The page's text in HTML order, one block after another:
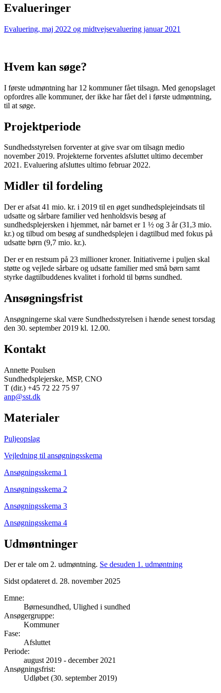
Evalueringer
Evaluering, maj 2022 og midtvejsevaluering januar 2021
Hvem kan søge?
I første udmøntning har 12 kommuner fået tilsagn. Med genopslaget
opfordres alle kommuner, der ikke har fået del i første udmøntning,
til at søge.
Projektperiode
Sundhedsstyrelsen forventer at give svar om tilsagn medio
november 2019. Projekterne forventes afsluttet ultimo december
2021. Evaluering afsluttes ultimo februar 2022.
Midler til fordeling
Der er afsat 41 mio. kr. i 2019 til en øget sundhedsplejeindsats til
udsatte og sårbare familier ved henholdsvis besøg af
sundhedsplejersken i hjemmet, når barnet er 1 ½ og 3 år (31,3 mio.
kr.) og tilbud om besøg af sundhedsplejen i dagtilbud med fokus på
udsatte børn (9,7 mio. kr.).
Der er en restsum på 23 millioner kroner. Initiativerne i puljen skal
støtte og vejlede sårbare og udsatte familier med små børn samt
styrke dagtilbuddenes kvalitet i forhold til børns sundhed.
Ansøgningsfrist
Ansøgningerne skal være Sundhedsstyrelsen i hænde senest torsdag
den 30. september 2019 kl. 12.00.
Kontakt
Annette Poulsen
Sundhedsplejerske, MSP, CNO
T (dir.) +45 72 22 75 97
anp@sst.dk
Materialer
Puljeopslag
Vejledning til ansøgningsskema
Ansøgningsskema 1
Ansøgningsskema 2
Ansøgningsskema 3
Ansøgningsskema 4
Udmøntninger
Der er tale om 2. udmøntning. Se desuden 1. udmøntning
Sidst opdateret d. 28. november 2025
Emne:
Børnesundhed, Ulighed i sundhed
Ansøgergruppe:
Kommuner
Fase:
Afsluttet
Periode:
august 2019 - december 2021
Ansøgningsfrist:
Udløbet (30. september 2019)